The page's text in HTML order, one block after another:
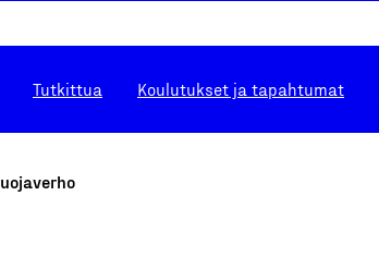
Tutkittua Koulutukset ja tapahtumat